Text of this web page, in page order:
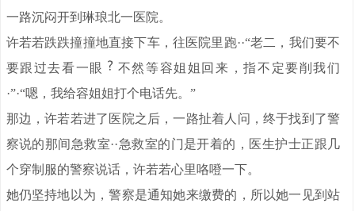
一路沉闷开到琳琅北一医院。
许若若跌跌撞撞地直接下车，往医院里跑··“老二，我们要不
要跟过去看一眼
不然等容姐姐回来，指不定要削我们
·”·“嗯，我给容姐姐打个电话先。”
那边，许若若进了医院之后，一路扯着人问，终于找到了警
察说的那间急救室··急救室的门是开着的，医生护士正跟几
个穿制服的警察说话，许若若心里咯噔一下。
她仍坚持地以为，警察是通知她来缴费的，所以她一见到站